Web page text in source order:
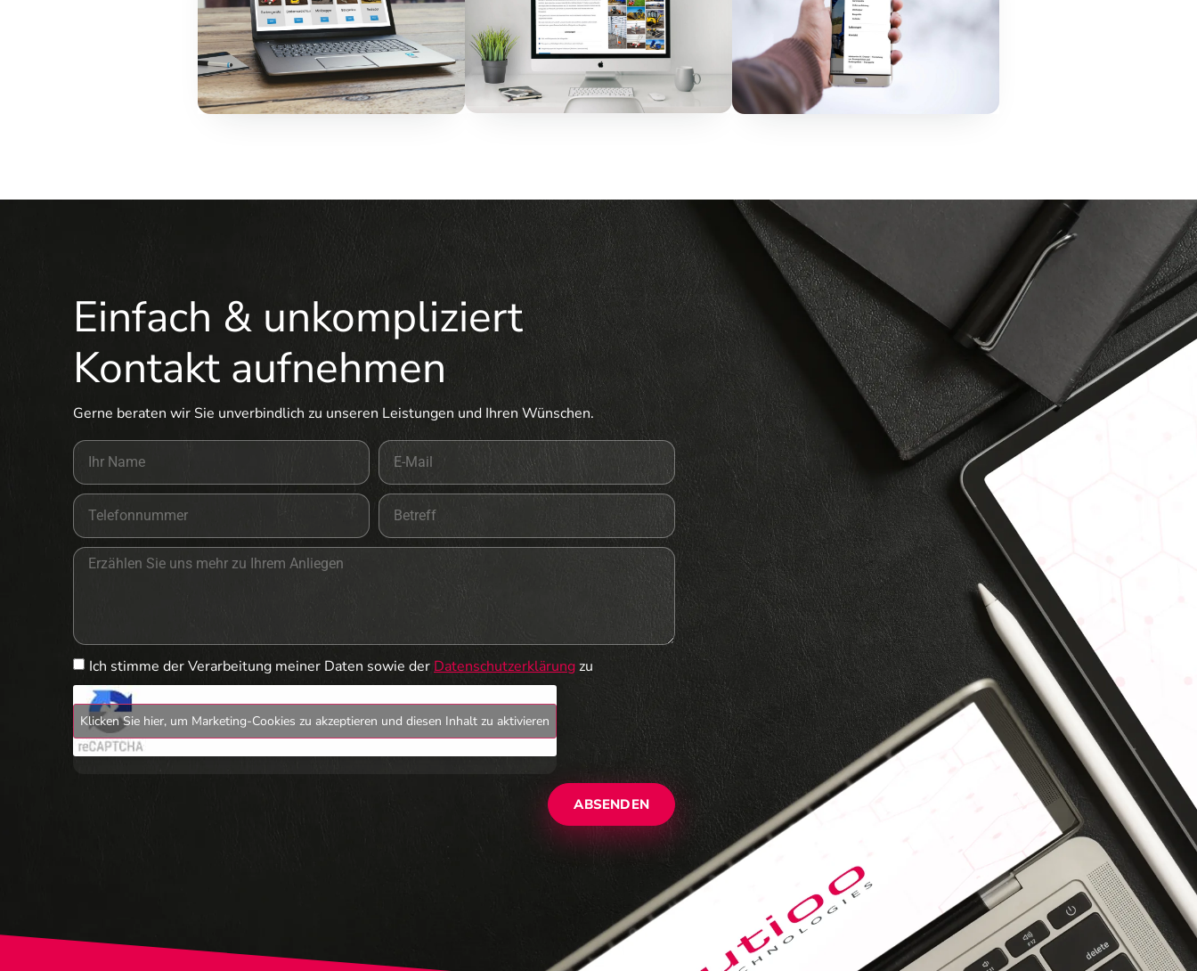
Einfach & unkompliziert
Kontakt aufnehmen
Gerne beraten wir Sie unverbindlich zu unseren Leistungen und Ihren Wünschen.
Ich stimme der Verarbeitung meiner Daten sowie der Datenschutzerklärungzu
Klicken Sie hier, um Marketing-Cookies zu akzeptieren und diesen Inhalt zu aktivieren
ABSENDEN